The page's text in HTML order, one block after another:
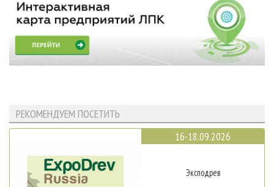
РЕКОМЕНДУЕМ ПОСЕТИТЬ
16-18.09.2026
Эксподрев